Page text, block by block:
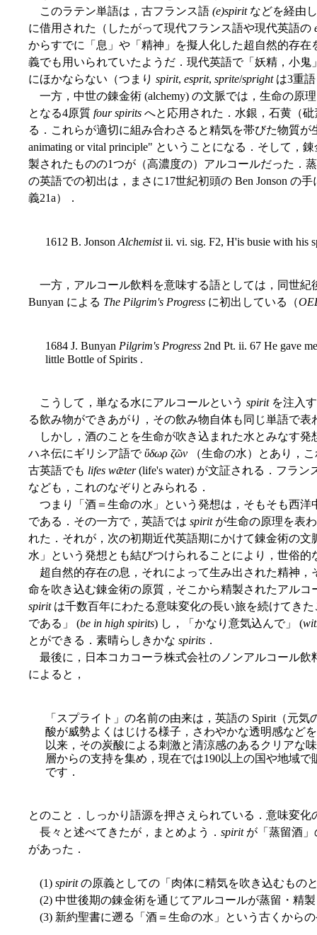
このラテン単語は，古フランス語 (e)spiritなどを経由
に借用された（したがって現代フランス語や現代英語の
からすでに「息」や「精神」を擬人化した超自然的存
義でも用いられていたようだ．現代英語で「妖精，小
にほかならない（つまり spirit, esprit, sprite/sprightは3重語
一方，中世の錬金術 (alchemy) の文脈では，生命の原
となる4原質 four spirits へと応用された．水銀，石黄（
る．これらが適切に組み合わさると精気を帯びた物質
animating or vital principle" ということになる．そして，
製されたものの1つが（高濃度の）アルコールだった．
の英語での初出は，まさに17世紀初頭の Ben Jonson の
義21a）．
1612 B. Jonson Alchemistii. vi. sig. F2, H'is busie with his
一方，アルコール飲料を意味する語としては，同世紀
Bunyan による The Pilgrim's Progress に初出している（
1684 J. Bunyan Pilgrim's Progress 2nd Pt. ii. 67 He gave
little Bottle of Spirits .
こうして，単なる水にアルコールという spiritを注入
る飲み物ができあがり，その飲み物自体も同じ単語で表
しかし，酒のことを生命が吹き込まれた水とみなす発
ハネ伝にギリシア語でὕδωρ ζῶν （生命の水）とあり，
古英語でも lifes wǣter(life's water) が文証される．フラン
なども，これのなぞりとみられる．
つまり「酒＝生命の水」という発想は，そもそも西洋
である．その一方で，英語では spiritが生命の原理を表
れた．それが，次の初期近代英語期にかけて錬金術の
水」という発想とも結びつけられることにより，世俗
超自然的存在の息，それによって生み出された精神，
命を吹き込む錬金術の原質，そこから精製されたアル
spiritは千数百年にわたる意味変化の長い旅を続けてき
である」 (be in high spirits) し，「かなり意気込んで」 (
とができる．素晴らしきかな spirits ．
最後に，日本コカコーラ株式会社のノンアルコール飲
によると，
「スプライト」の名前の由来は，英語の Spirit（元
酸が威勢よくはじける様子，さわやかな透明感など
以来，その炭酸による刺激と清涼感のあるクリアな
層からの支持を集め，現在では190以上の国や地域
です．
とのこと．しっかり語源を押さえられている．意味変
長々と述べてきたが，まとめよう． spiritが「蒸留酒」
があった．
(1) spiritの原義としての「肉体に精気を吹き込むもの
(2) 中世後期の錬金術を通じてアルコールが蒸留・精
(3) 新約聖書に遡る「酒＝生命の水」という古くから